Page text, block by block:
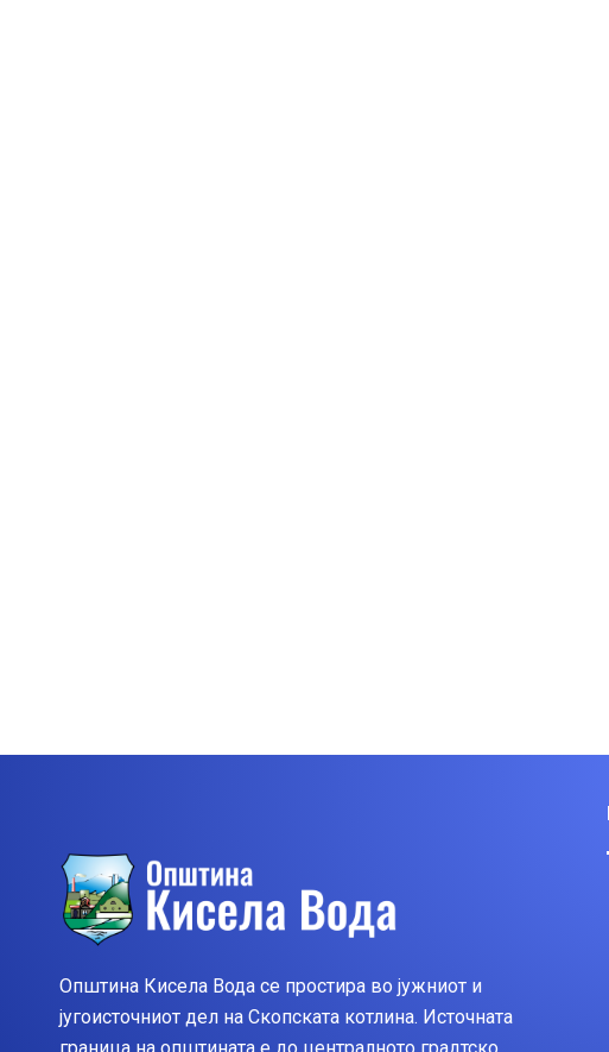
Општина Кисела Вода се простира во јужниот и
југоисточниот дел на Скопската котлина. Источната